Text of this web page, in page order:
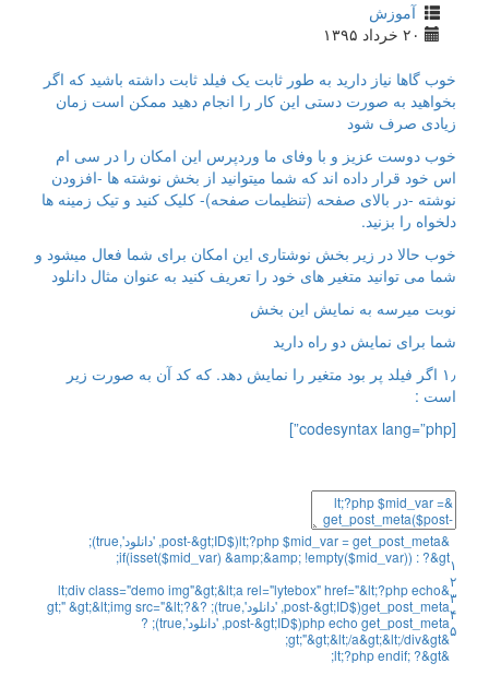
آموزش
۲۰ خرداد ۱۳۹۵
خوب گاها نیاز دارید به طور ثابت یک فیلد ثابت داشته باشید که اگر
بخواهید به صورت دستی این کار را انجام دهید ممکن است زمان
زیادی صرف شود
خوب دوست عزیز و با وفای ما وردپرس این امکان را در سی ام
اس خود قرار داده اند که شما میتوانید از بخش نوشته ها -افزودن
نوشته -در بالای صفحه (تنظیمات صفحه)- کلیک کنید و تیک زمینه ها
دلخواه را بزنید.
خوب حالا در زیر بخش نوشتاری این امکان برای شما فعال میشود و
شما می توانید متغیر های خود را تعریف کنید به عنوان مثال دانلود
نوبت میرسه به نمایش این بخش
شما برای نمایش دو راه دارید
۱٫ اگر فیلد پر بود متغیر را نمایش دهد. که کد آن به صورت زیر
است :
۲
۳
۴
۵
&
lt;?php$mid_var=get_post_meta
(
$
post-&gt;ID
,'دانلود',
true
)
;
if(isset($mid_var )&amp;&amp ;!empty($mid_var) ) :?&gt
;
&
lt;divclass="demo img"&gt;&lt;arel="lytebox"href="&lt;?php echo
get_post_meta($post-&gt;ID, 'دانلود',true); ?&gt;"
&gt;&lt;imgsrc="&lt;?
php echo get_post_meta($post-&gt;ID, 'دانلود',true); ?
&gt;"
&gt;&lt;/a&gt;&lt;/div&gt
;
&
lt;?phpendif ;?&gt
;